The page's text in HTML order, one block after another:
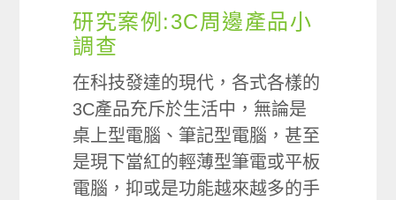
研究案例:3C周邊產品小
調查
在科技發達的現代，各式各樣的
3C產品充斥於生活中，無論是
桌上型電腦、筆記型電腦，甚至
是現下當紅的輕薄型筆電或平板
電腦，抑或是功能越來越多的手